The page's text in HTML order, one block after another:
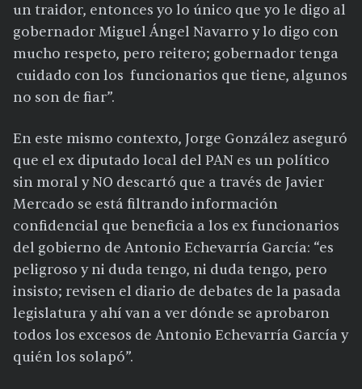
un traidor, entonces yo lo único que yo le digo al
gobernador Miguel Ángel Navarro y lo digo con
mucho respeto, pero reitero; gobernador tenga
cuidado con los funcionarios que tiene, algunos
no son de fiar”.
En este mismo contexto, Jorge González aseguró
que el ex diputado local del PAN es un político
sin moral y NO descartó que a través de Javier
Mercado se está filtrando información
confidencial que beneficia a los ex funcionarios
del gobierno de Antonio Echevarría García: “es
peligroso y ni duda tengo, ni duda tengo, pero
insisto; revisen el diario de debates de la pasada
legislatura y ahí van a ver dónde se aprobaron
todos los excesos de Antonio Echevarría García y
quién los solapó”.